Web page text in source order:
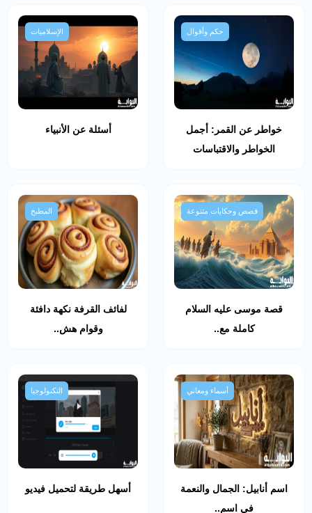
حكم وأقوال
خواطر عن القمر: أجمل
الخواطر والاقتباسات
الإسلاميات
أسئلة عن الأنبياء
قصص وحكايات متنوعة
قصة موسى عليه السلام
كاملة مع..
المطبخ
لفائف القرفة نكهة دافئة
وقوام هش..
أسماء ومعاني
اسم أنابيل: الجمال والنعمة
في اسم..
التكنولوجيا
أسهل طريقة لتحميل فيديو